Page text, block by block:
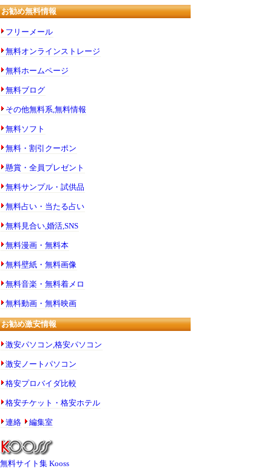
お勧め無料情報
フリーメール
無料オンラインストレージ
無料ホームページ
無料ブログ
その他無料系,無料情報
無料ソフト
無料・割引クーポン
懸賞・全員プレゼント
無料サンプル・試供品
無料占い・当たる占い
無料見合い,婚活,SNS
無料漫画・無料本
無料壁紙・無料画像
無料音楽・無料着メロ
無料動画・無料映画
お勧め激安情報
激安パソコン,格安パソコン
激安ノートパソコン
格安プロバイダ比較
格安チケット・格安ホテル
連絡 編集室
無料サイト集 Kooss